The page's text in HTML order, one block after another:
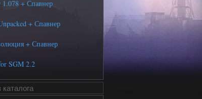
+ Спавнер
+ Спавнер
+ Спавнер
SGM 2.2